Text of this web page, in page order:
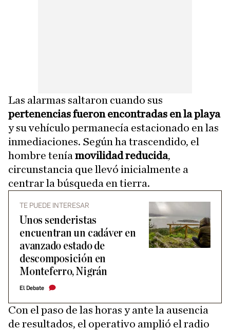
Las alarmas saltaron cuando sus
pertenencias fueron encontradas en la playa
y su vehículo permanecía estacionado en las
inmediaciones. Según ha trascendido, el
hombre tenía movilidad reducida,
circunstancia que llevó inicialmente a
centrar la búsqueda en tierra.
TE PUEDE INTERESAR
Unos senderistas
encuentran un cadáver en
avanzado estado de
descomposición en
Monteferro, Nigrán
El Debate
Con el paso de las horas y ante la ausencia
de resultados, el operativo amplió el radio